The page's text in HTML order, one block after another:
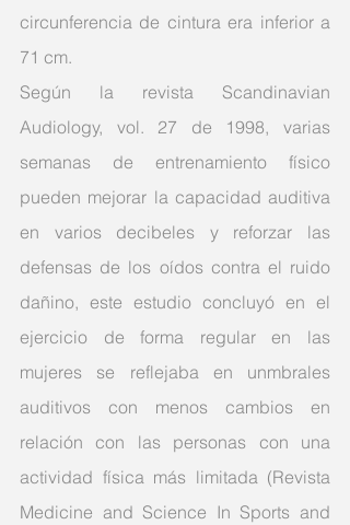
circunferencia de cintura era inferior a
71 cm.
Según la revista Scandinavian
Audiology, vol. 27 de 1998, varias
semanas de entrenamiento físico
pueden mejorar la capacidad auditiva
en varios decibeles y reforzar las
defensas de los oídos contra el ruido
dañino, este estudio concluyó en el
ejercicio de forma regular en las
mujeres se reflejaba en unmbrales
auditivos con menos cambios en
relación con las personas con una
actividad física más limitada (Revista
Medicine and Science In Sports and